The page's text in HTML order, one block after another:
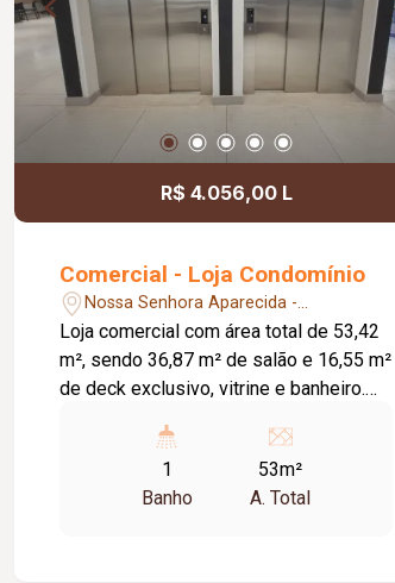
R$ 4.056,00 L
Comercial - Loja Condomínio
Nossa Senhora Aparecida -
Uberlândia/MG
Loja comercial com área total de 53,42
m², sendo 36,87 m² de salão e 16,55 m²
de deck exclusivo, vitrine e banheiro.
Afonso Pena, o empreendimento
recebe fluxo diário de mais de 150 mil
pessoas e 35 mil veículos em um raio
1
Banho
53m²
A. Total